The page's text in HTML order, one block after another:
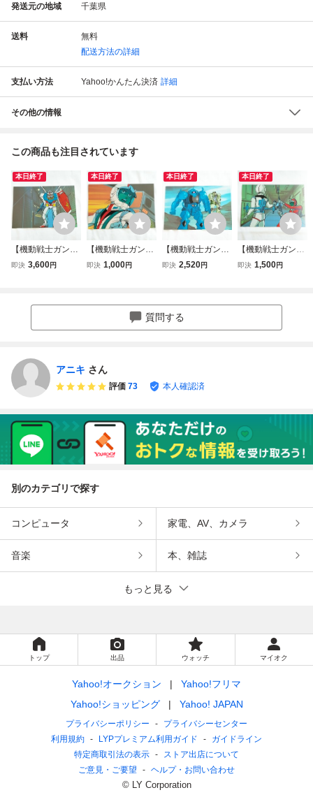
発送元の地域 千葉県
送料
無料
配送方法の詳細
支払い方法 Yahoo!かんたん決済 詳細
その他の情報
この商品も注目されています
本日終了
【機動戦士ガンダ
ム】 当時物 背景
即決 3,600円
本日終了
【機動戦士ガンダ
ム】 当時物 背景
即決 1,000円
本日終了
【機動戦士ガンダ
ム】 当時物 背景
即決 2,520円
本日終了
【機動戦士ガンダ
ム】 当時物 背景
即決 1,500円
質問する
アニキ さん
評価 73 本人確認済
別のカテゴリで探す
コンピュータ 家電、AV、カメラ
音楽 本、雑誌
もっと見る
トップ 出品 ウォッチ マイオク
Yahoo!オークション
Yahoo!フリマ
Yahoo!ショッピング
Yahoo! JAPAN
プライバシーポリシー
プライバシーセンター
利用規約
LYPプレミアム利用ガイド
ガイドライン
特定商取引法の表示
ストア出店について
ご意見・ご要望
ヘルプ・お問い合わせ
© LY Corporation